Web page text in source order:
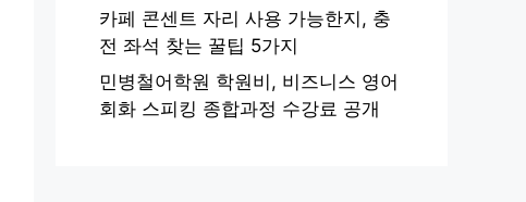
카페 콘센트 자리 사용 가능한지, 충
전 좌석 찾는 꿀팁 5가지
민병철어학원 학원비, 비즈니스 영어
회화 스피킹 종합과정 수강료 공개